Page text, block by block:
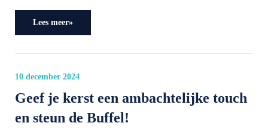
Lees meer»
10 december 2024
Geef je kerst een ambachtelijke touch
en steun de Buffel!